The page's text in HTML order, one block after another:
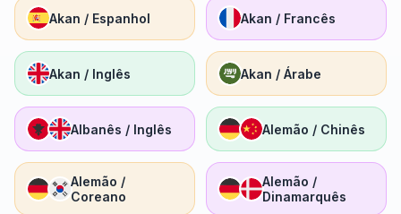
Akan / Espanhol Akan / Francês
Akan / Inglês Akan / Árabe
Albanês / Inglês Alemão / Chinês
Alemão /
Coreano
Alemão /
Dinamarquês